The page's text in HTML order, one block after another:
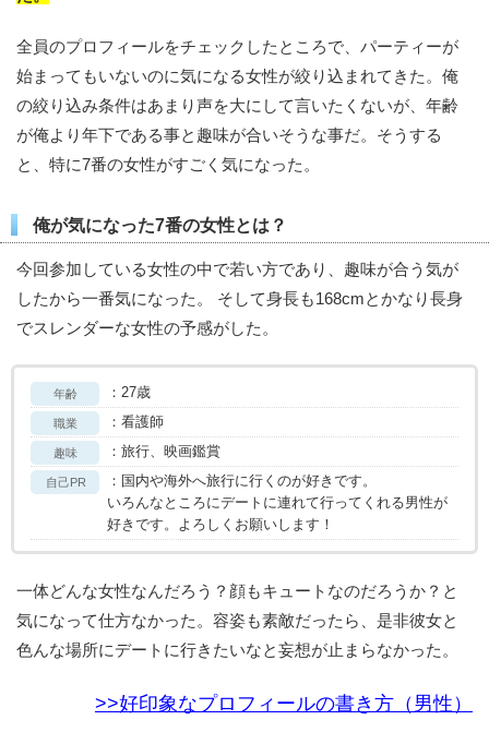
全員のプロフィールをチェックしたところで、パーティーが
始まってもいないのに気になる女性が絞り込まれてきた。俺
の絞り込み条件はあまり声を大にして言いたくないが、年齢
が俺より年下である事と趣味が合いそうな事だ。そうする
と、特に7番の女性がすごく気になった。
俺が気になった7番の女性とは？
今回参加している女性の中で若い方であり、趣味が合う気が
したから一番気になった。 そして身長も168cmとかなり長身
でスレンダーな女性の予感がした。
年齢 ：27歳
職業 ：看護師
趣味 ：旅行、映画鑑賞
自己PR
：国内や海外へ旅行に行くのが好きです。
いろんなところにデートに連れて行ってくれる男性が
好きです。よろしくお願いします！
一体どんな女性なんだろう？顔もキュートなのだろうか？と
気になって仕方なかった。容姿も素敵だったら、是非彼女と
色んな場所にデートに行きたいなと妄想が止まらなかった。
>>好印象なプロフィールの書き方（男性）